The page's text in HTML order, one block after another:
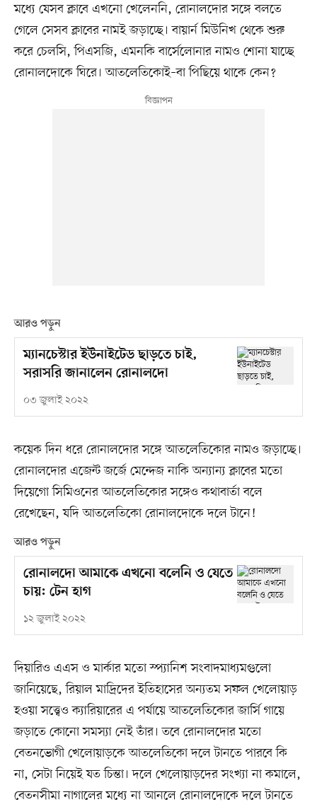
মধ্যে যেসব ক্লাবে এখনো খেলেননি, রোনালদোর সঙ্গে বলতে
গেলে সেসব ক্লাবের নামই জড়াচ্ছে। বায়ার্ন মিউনিখ থেকে শুরু
করে চেলসি, পিএসজি, এমনকি বার্সেলোনার নামও শোনা যাচ্ছে
রোনালদোকে ঘিরে। আতলেতিকোই–বা পিছিয়ে থাকে কেন?
আরও পড়ুন
ম্যানচেস্টার ইউনাইটেড ছাড়তে চাই,
সরাসরি জানালেন রোনালদো
০৩ জুলাই ২০২২
কয়েক দিন ধরে রোনালদোর সঙ্গে আতলেতিকোর নামও জড়াচ্ছে।
রোনালদোর এজেন্ট জর্জে মেন্দেজ নাকি অন্যান্য ক্লাবের মতো
দিয়েগো সিমিওনের আতলেতিকোর সঙ্গেও কথাবার্তা বলে
রেখেছেন, যদি আতলেতিকো রোনালদোকে দলে টানে!
আরও পড়ুন
রোনালদো আমাকে এখনো বলেনি ও যেতে
চায়: টেন হাগ
১২ জুলাই ২০২২
দিয়ারিও এএস ও মার্কার মতো স্প্যানিশ সংবাদমাধ্যমগুলো
জানিয়েছে, রিয়াল মাদ্রিদের ইতিহাসের অন্যতম সফল খেলোয়াড়
হওয়া সত্ত্বেও ক্যারিয়ারের এ পর্যায়ে আতলেতিকোর জার্সি গায়ে
জড়াতে কোনো সমস্যা নেই তাঁর। তবে রোনালদোর মতো
বেতনভোগী খেলোয়াড়কে আতলেতিকো দলে টানতে পারবে কি
না, সেটা নিয়েই যত চিন্তা। দলে খেলোয়াড়দের সংখ্যা না কমালে,
বেতনসীমা নাগালের মধ্যে না আনলে রোনালদোকে দলে টানতে